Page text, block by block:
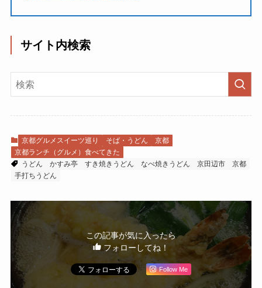
サイト内検索
京都グルメスイーツ巡り そば・うどん
京都
京都ランチ（グルメ）食べてきた
うどん
かすみ亭 すき焼きうどん なべ焼きうどん 京田辺市
京都
手打ちうどん
この記事が気に入ったら
フォローしてね！
Follow Me